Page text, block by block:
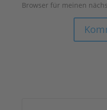
Browser für meinen